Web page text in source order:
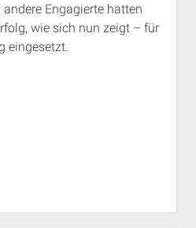
Twitter & Facebook
Engagierte hatten
wie sich nun zeigt – für
eingesetzt.